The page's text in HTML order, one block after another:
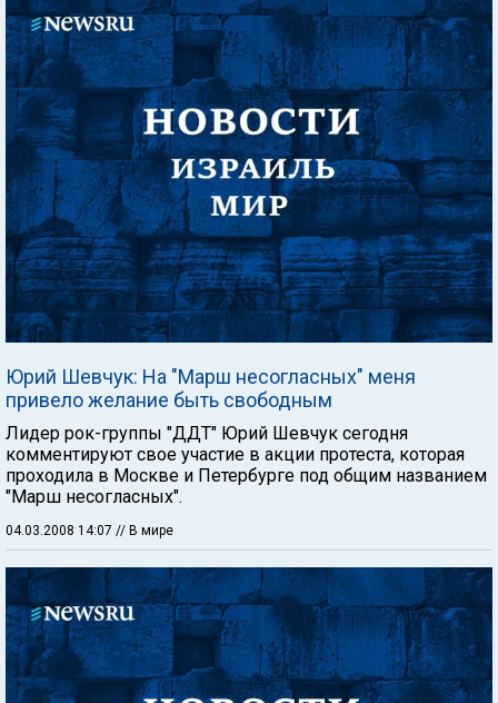
Юрий Шевчук: На "Марш несогласных" меня
привело желание быть свободным
Лидер рок-группы "ДДТ" Юрий Шевчук сегодня
комментируют свое участие в акции протеста, которая
проходила в Москве и Петербурге под общим названием
"Марш несогласных".
04.03.2008 14:07 // В мире